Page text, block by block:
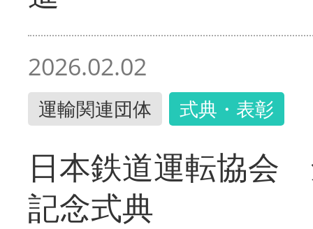
2026.02.02
運輸関連団体 式典・表彰
日本鉄道運転協会
記念式典